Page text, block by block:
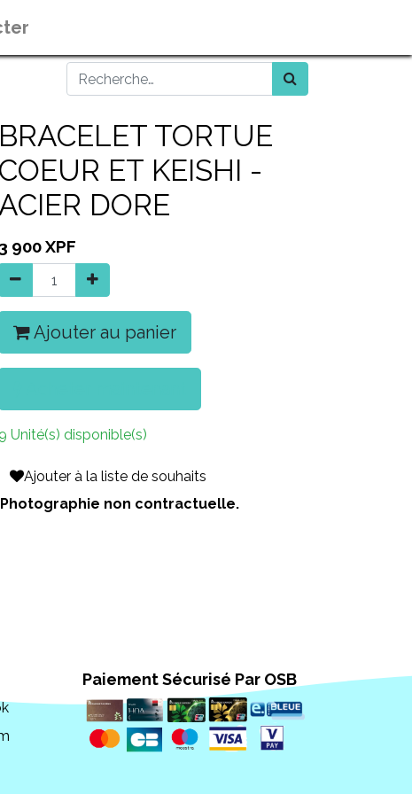
BRACELET TORTUE
COEUR ET KEISHI -
DORE
3 900XPF
Ajouter au panier
9 Unité(s) disponible(s)
Ajouter à la liste de souhaits
non contractuelle.
Paiement Sécurisé Par OSB